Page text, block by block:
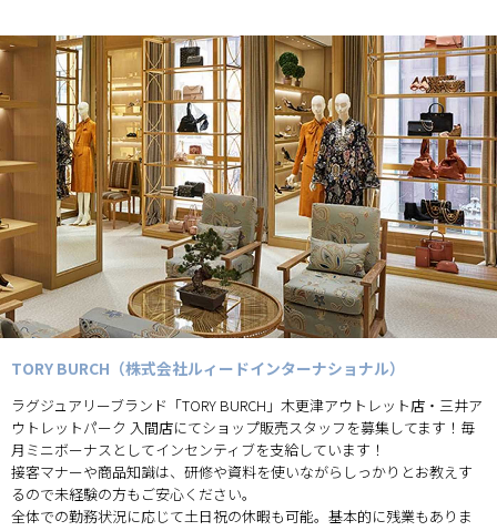
TORY BURCH（株式会社ルィードインターナショナル）
ラグジュアリーブランド「TORY BURCH」木更津アウトレット店・三井ア
ウトレットパーク 入間店にてショップ販売スタッフを募集してます！毎
月ミニボーナスとしてインセンティブを支給しています！
接客マナーや商品知識は、研修や資料を使いながらしっかりとお教えす
るので未経験の方もご安心ください。
全体での勤務状況に応じて土日祝の休暇も可能。基本的に残業もありま